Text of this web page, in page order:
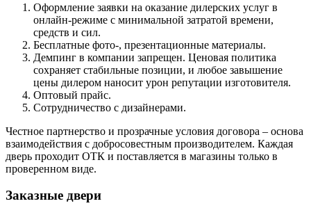
Оформление заявки на оказание дилерских услуг в
онлайн-режиме с минимальной затратой времени,
средств и сил.
Бесплатные фото-, презентационные материалы.
Демпинг в компании запрещен. Ценовая политика
сохраняет стабильные позиции, и любое завышение
цены дилером наносит урон репутации изготовителя.
Оптовый прайс.
Сотрудничество с дизайнерами.
Честное партнерство и прозрачные условия договора – основа
взаимодействия с добросовестным производителем. Каждая
дверь проходит ОТК и поставляется в магазины только в
проверенном виде.
Заказные двери